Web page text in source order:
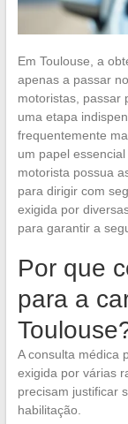
Em Toulouse, a
apenas a passar
motoristas, passar
uma etapa
frequentemente
um papel
motorista possua
para dirigir com
exigida por
para garantir a
Por que
para a
A consulta médica
exigida por várias
precisam justificar
habilitação.